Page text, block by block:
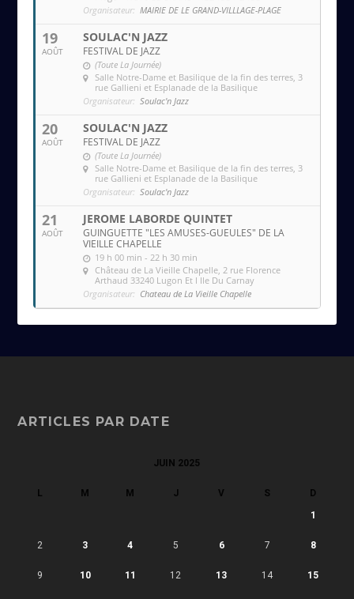
Organisateur: MAIRIE DE LE GRAND-VILLLAGE-PLAGE
19
AOÛT
SOULAC'N JAZZ
FESTIVAL DE JAZZ
(Toute La Journée)
Salle Notre-Dame et Basilique de la fin des terres, 3
rue Gallieni et Esplanade de la Basilique
Organisateur: Soulac'n Jazz
20
AOÛT
SOULAC'N JAZZ
FESTIVAL DE JAZZ
(Toute La Journée)
Salle Notre-Dame et Basilique de la fin des terres, 3
rue Gallieni et Esplanade de la Basilique
Organisateur: Soulac'n Jazz
21
AOÛT
JEROME LABORDE QUINTET
GUINGUETTE "LES AMUSES-GUEULES" DE LA
VIEILLE CHAPELLE
19 h 00 min - 22 h 30 min
Château de La Vieille Chapelle, 2 rue Florence
Arthaud 33240 Lugon Et l Ile Du Carnay
Organisateur: Chateau de La Vieille Chapelle
ARTICLES PAR DATE
JUIN 2025
L M M J V S D
1
2 3 4 5 6 7 8
9 10 11 12 13 14 15